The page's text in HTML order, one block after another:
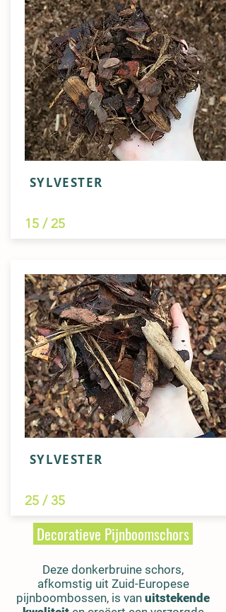
SYLVESTER
15 / 25
SYLVESTER
25 / 35
Decoratieve Pijnboomschors
Deze donkerbruine schors,
afkomstig uit Zuid-Europese
pijnboombossen, is van uitstekende